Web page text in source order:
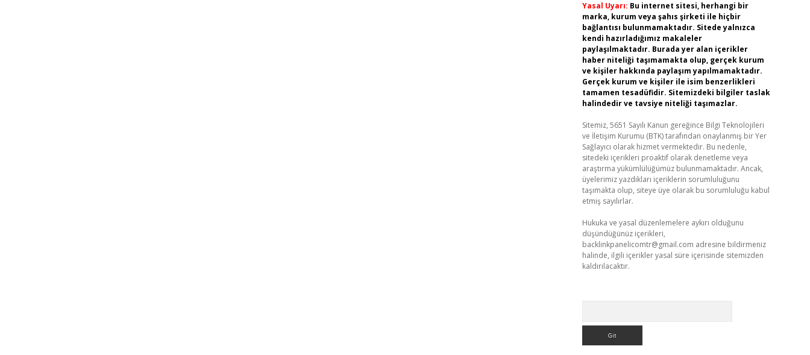
Yasal Uyarı: Bu internet sitesi, herhangi bir
marka, kurum veya şahıs şirketi ile hiçbir
bağlantısı bulunmamaktadır. Sitede yalnızca
kendi hazırladığımız makaleler
paylaşılmaktadır. Burada yer alan içerikler
haber niteliği taşımamakta olup, gerçek kurum
ve kişiler hakkında paylaşım yapılmamaktadır.
Gerçek kurum ve kişiler ile isim benzerlikleri
tamamen tesadüfidir. Sitemizdeki bilgiler taslak
halindedir ve tavsiye niteliği taşımazlar.
Sitemiz, 5651 Sayılı Kanun gereğince Bilgi Teknolojileri
ve İletişim Kurumu (BTK) tarafından onaylanmış bir Yer
Sağlayıcı olarak hizmet vermektedir. Bu nedenle,
sitedeki içerikleri proaktif olarak denetleme veya
araştırma yükümlülüğümüz bulunmamaktadır. Ancak,
üyelerimiz yazdıkları içeriklerin sorumluluğunu
taşımakta olup, siteye üye olarak bu sorumluluğu kabul
etmiş sayılırlar.
Hukuka ve yasal düzenlemelere aykırı olduğunu
düşündüğünüz içerikleri,
backlinkpanelicomtr@gmail.com adresine bildirmeniz
halinde, ilgili içerikler yasal süre içerisinde sitemizden
kaldırılacaktır.